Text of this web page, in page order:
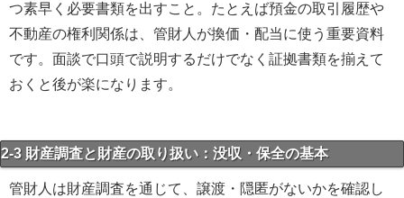
つ素早く必要書類を出すこと。たとえば預金の取引履歴や
不動産の権利関係は、管財人が換価・配当に使う重要資料
です。面談で口頭で説明するだけでなく証拠書類を揃えて
おくと後が楽になります。
2-3 財産調査と財産の取り扱い：没収・保全の基本
管財人は財産調査を通じて、譲渡・隠匿がないかを確認し